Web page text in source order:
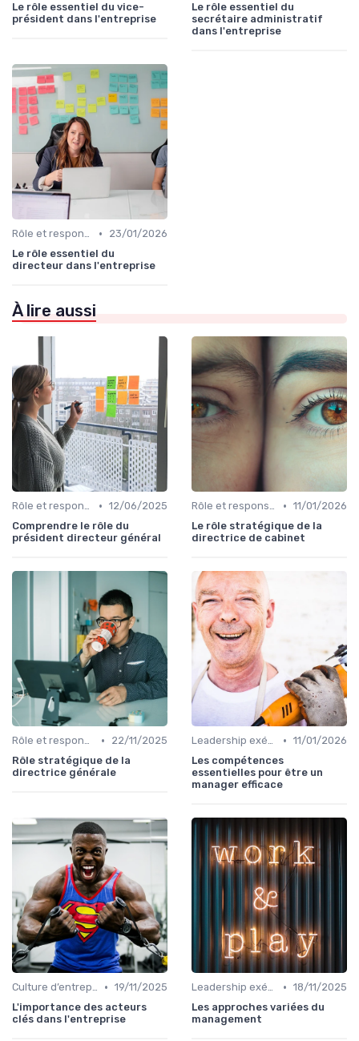
Le rôle essentiel du vice-
président dans l'entreprise
Le rôle essentiel du
secrétaire administratif
dans l'entreprise
Rôle et responsabilités du CEO •
23/01/2026
Le rôle essentiel du
directeur dans l'entreprise
À lire aussi
Rôle et responsabilités du CEO • 12/06/2025
Comprendre le rôle du
président directeur général
Rôle et responsabilités du CEO • 11/01/2026
Le rôle stratégique de la
directrice de cabinet
Rôle et responsabilités du CEO •
22/11/2025
Rôle stratégique de la
directrice générale
Leadership exécutif & prise de décision • 11/01/2026
Les compétences
essentielles pour être un
manager efficace
Culture d’entreprise & alignement • 19/11/2025
L'importance des acteurs
clés dans l'entreprise
Leadership exécutif & prise de décision • 18/11/2025
Les approches variées du
management